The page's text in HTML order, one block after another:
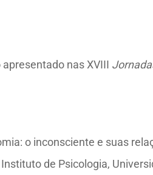
apresentado nas XVIII
o inconsciente e suas
de Psicologia,